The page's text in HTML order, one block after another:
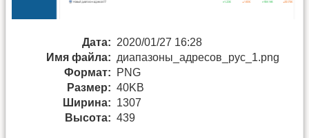
Дата: 2020/01/27 16:28
Имя файла: диапазоны_адресов_рус_1.png
Формат:
PNG
Размер: 40KB
Ширина: 1307
Высота: 439